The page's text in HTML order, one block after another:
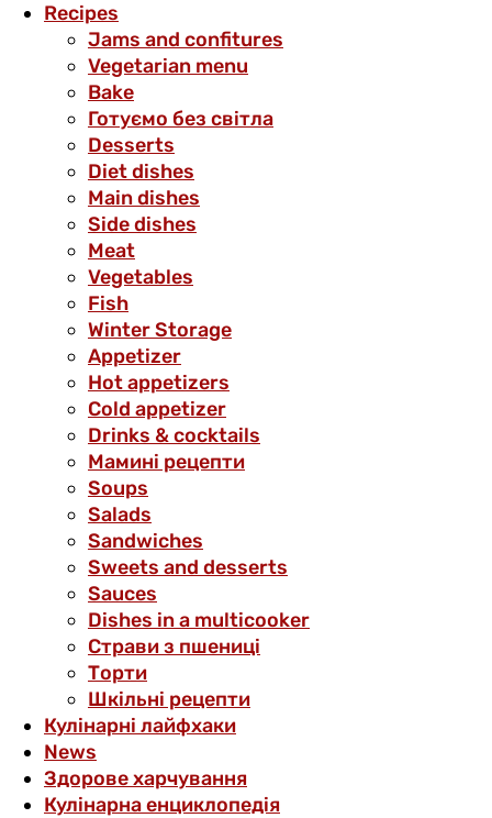
Recipes
Jams and confitures
Vegetarian menu
Bake
Готуємо без світла
Desserts
Diet dishes
Main dishes
Side dishes
Meat
Vegetables
Fish
Winter Storage
Аppetizer
Hot appetizers
Cold appetizer
Drinks & cocktails
Мамині рецепти
Soups
Salads
Sandwiches
Sweets and desserts
Sauces
Dishes in a multicooker
Страви з пшениці
Торти
Шкільні рецепти
Кулінарні лайфхаки
News
Здорове харчування
Кулінарна енциклопедія